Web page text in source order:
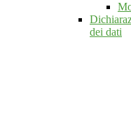
dei dati